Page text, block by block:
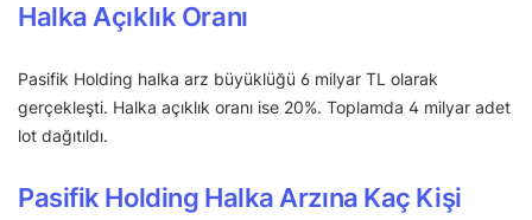
Halka Açıklık Oranı
Pasifik Holding halka arz büyüklüğü 6 milyar TL olarak
gerçekleşti. Halka açıklık oranı ise 20%. Toplamda 4 milyar adet
lot dağıtıldı.
Pasifik Holding Halka Arzına Kaç Kişi